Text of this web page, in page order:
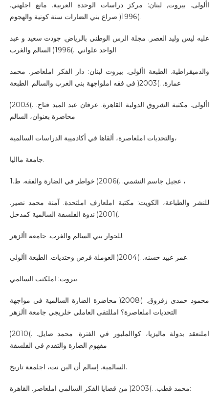
األولى. بيروت, لبنان: مركز دراسات الوحدة العربية. مانع اجلهني.
.)1996( صراع بني الضارات سنة كونية والهجوم
عليه ليس وليد العصر. مجلة الرس الوطني بالرياض. جودت سعيد و عبد
الواحد علواني. .)1996( السالم والغرب
والدميقراطية. الطبعة األولى. بيروت لبنان: دار الفكر املعاصر. محمد
عمارة. .)2003( في فقه املواجهة بني الغرب والسالم. الطبعة
األولى. مكتبة الشروق الدولية القاهرة. عرفان عبد الميد فتاح. .)2003(
محاضرة بعنوان، السالم
والتحديات املعاصرة، ألقاها في أكادميية الدراسات السالمية،
جامعة مااليا.
عجيل جاسم النشمي. .)2006( خواطر في الضارة والفقه. ط.1 ،
للنشر والطباعة، الكويت: مكتبة املعارف املتحدة. آمنة محمد نصير.
.)2001( ندوة الفلسفة السالمية كمدخل
للحوار بني السالم والغرب. جامعة األزهر.
عمر عبيد حسنه. .)2004( العوملة فرص وحتديات. الطبعة األولى.
بيروت: املكتب السالمي.
محمود حمدى زقزوق. .)2008( محاضرة الضارة السالمية في مواجهة
التحديات املعاصرة؟ امللتقى العاملي خلريجي جامعة األزهر
املنعقد بدولة ماليزيا، كواالملبور في الفترة. محمد صايل. .)2010(
مفهوم الضارة والتقدم في الفلسفة
السالمية. إسالم أن الين نت، اجلمعة تاريخ.
محمد قطب. .)2003( من قضايا الفكر السالمي املعاصر. القاهرة: